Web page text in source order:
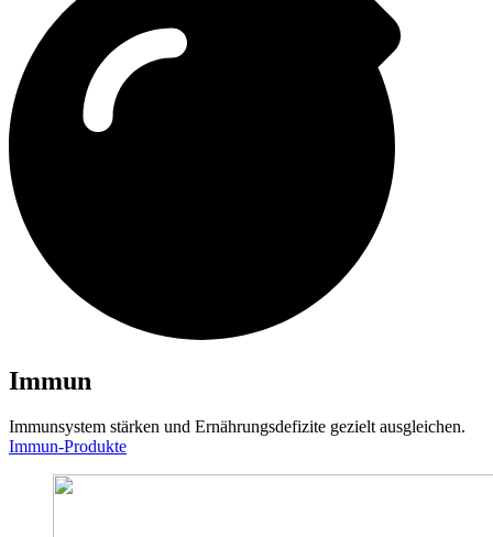
Immun
Immunsystem stärken und Ernährungsdefizite gezielt ausgleichen.
Immun-Produkte